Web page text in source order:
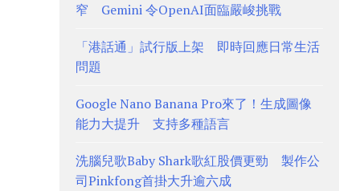
窄 Gemini 令OpenAI面臨嚴峻挑戰
「港話通」試行版上架 即時回應日常生活
問題
Google Nano Banana Pro來了！生成圖像
能力大提升 支持多種語言
洗腦兒歌Baby Shark歌紅股價更勁 製作公
司Pinkfong首掛大升逾六成